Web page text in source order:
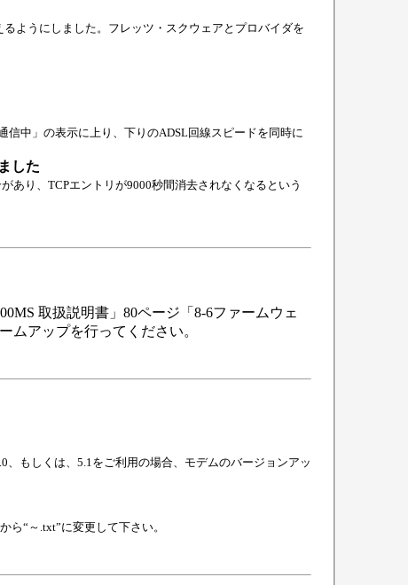
ようにしました。フレッツ・スクウェアとプロバイダを
信中」の表示に上り、下りのADSL回線スピードを同時に
した
あり、TCPエントリが9000秒間消去されなくなるという
取扱説明書」80ページ「8-6ファームウェ
ムアップを行ってください。
、もしくは、5.1をご利用の場合、モデムのバージョンアッ
ら“～.txt”に変更して下さい。